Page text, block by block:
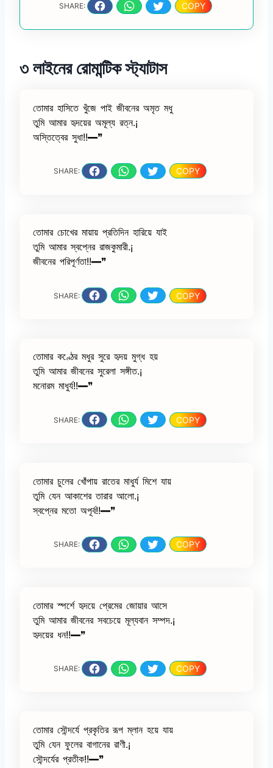
SHARE: COPY
৩ লাইনের রোমান্টিক স্ট্যাটাস
তোমার হাসিতে খুঁজে পাই জীবনের অমৃত মধু
তুমি আমার হৃদয়ের অমূল্য রত্ন.¡
অস্তিত্বের সুধা!!━❞
SHARE: COPY
তোমার চোখের মায়ায় প্রতিদিন হারিয়ে যাই
তুমি আমার স্বপ্নের রাজকুমারী.¡
জীবনের পরিপূর্ণতা!!━❞
SHARE: COPY
তোমার কণ্ঠের মধুর সুরে হৃদয় মুগ্ধ হয়
তুমি আমার জীবনের সুরেলা সঙ্গীত.¡
মনোরম মাধুর্য!!━❞
SHARE: COPY
তোমার চুলের খোঁপায় রাতের মাধুর্য মিশে যায়
তুমি যেন আকাশের তারার আলো.¡
স্বপ্নের মতো অপূর্ব!!━❞
SHARE: COPY
তোমার স্পর্শে হৃদয়ে প্রেমের জোয়ার আসে
তুমি আমার জীবনের সবচেয়ে মূল্যবান সম্পদ.¡
হৃদয়ের ধন!!━❞
SHARE: COPY
তোমার সৌন্দর্যে প্রকৃতির রূপ ম্লান হয়ে যায়
তুমি যেন ফুলের বাগানের রাণী.¡
সৌন্দর্যের প্রতীক!!━❞